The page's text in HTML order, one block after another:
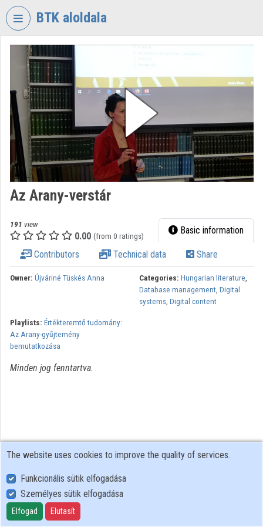
Skip header
BTK aloldala
VIDEO
RESEARCH
CENTRE
FOR
THE
HUMANTITIES
Organization home
Categories
Organization playlists
Az Arany-verstár
191 view
0.00 (from 0 ratings) Basic information
Contributors Technical data Share
Owner: Újváriné Tüskés Anna Categories: Hungarian literature,
Database management, Digital
systems, Digital content
Playlists: Értékteremtő tudomány:
Az Arany-gyűjtemény
bemutatkozása
Minden jog fenntartva.
User Policy
Adatkezelési tájékoztató (en)
Cookie Policy
The website uses cookies to improve the quality of services.
Funkcionális sütik elfogadása
Személyes sütik elfogadása
Elfogad Elutasít